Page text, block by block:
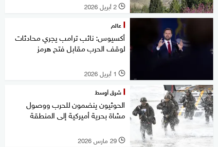
l 2 أبريل 2026
عالم
أكسيوس: نائب ترامب يجري محادثات
لوقف الحرب مقابل فتح هرمز
l 1 أبريل 2026
شرق أوسط
الحوثيون ينضمون للحرب ووصول
مشاة بحرية أميركية إلى المنطقة
l 29 مارس 2026